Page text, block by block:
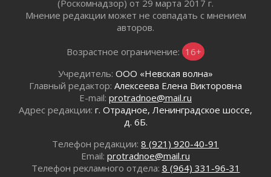
Генеральная репетиция векового юбилея
Открытое сердце и стремление делать добро
31 июля 2026
Давайте разберемся!
30 июля 2026
Круглую ригу в Гатчине отреставрируют в
2027 году
Путешествие к западным рубежам
(Роскомнадзор) от 29 марта 2017 г.
Мнение редакции может не совпадать с мнением
авторов.
Возрастное ограничение: 16+
Учредитель: ООО «Невская волна»
Главный редактор: Алексеева Елена Викторовна
E-mail: protradnoe@mail.ru
Адрес редакции: г. Отрадное, Ленинградское шоссе,
д. 6Б.
Телефон редакции: 8 (921) 920-40-91
Email: protradnoe@mail.ru
Телефон рекламного отдела: 8 (964) 331-96-31